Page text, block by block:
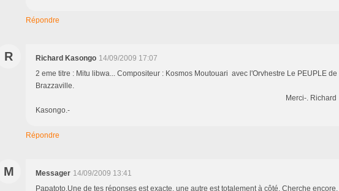
Répondre
R Richard Kasongo 14/09/2009 17:07
2 eme titre : Mitu libwa... Compositeur : Kosmos Moutouari avec l'Orvhestre Le PEUPLE de
Brazzaville.
Merci-. Richard
Kasongo.-
Répondre
M Messager 14/09/2009 13:41
Papatoto,Une de tes réponses est exacte, une autre est totalement à côté. Cherche encore.